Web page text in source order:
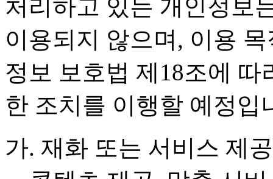
처리하고 있는 개인정보
이용되지 않으며, 이용
정보 보호법 제18조에
한 조치를 이행할 예정입
가. 재화 또는 서비스 제공